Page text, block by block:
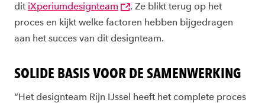
dit iXperiumdesignteam
. Ze blikt terug op het
proces en kijkt welke factoren hebben bijgedragen
aan het succes van dit designteam.
SOLIDE BASIS VOOR DE SAMENWERKING
“Het designteam Rijn IJssel heeft het complete proces